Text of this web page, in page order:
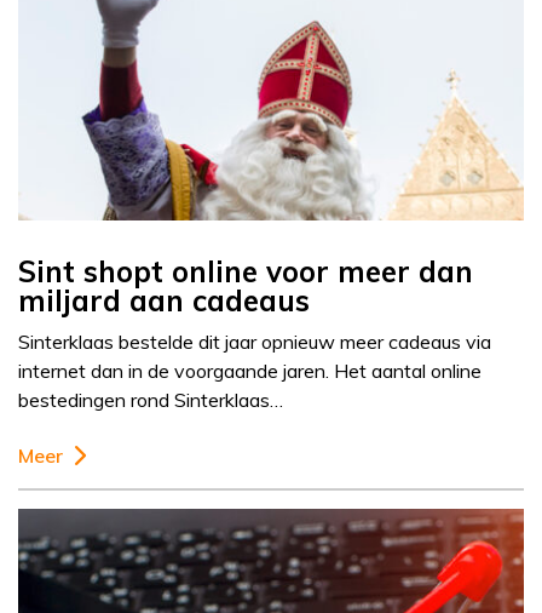
Sint shopt online voor meer dan
miljard aan cadeaus
Sinterklaas bestelde dit jaar opnieuw meer cadeaus via
internet dan in de voorgaande jaren. Het aantal online
bestedingen rond Sinterklaas…
Meer